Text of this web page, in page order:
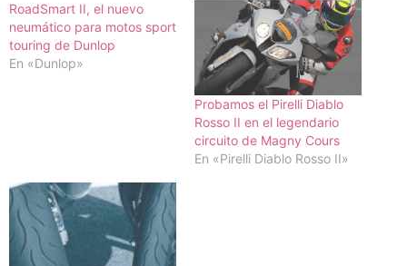
RoadSmart II, el nuevo
neumático para motos sport
touring de Dunlop
En «Dunlop»
Probamos el Pirelli Diablo
Rosso II en el legendario
circuito de Magny Cours
En «Pirelli Diablo Rosso II»